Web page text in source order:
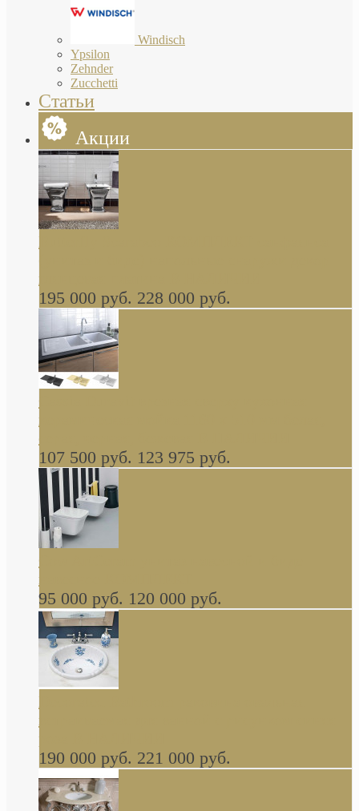
Windisch
Ypsilon
Zehnder
Zucchetti
Статьи
Акции
Butterfly Scarabeo КОМПЛЕКТ санфаянса
глянцевая платина В НАЛИЧИИ
195 000 руб. 228 000 руб.
керамическая мойка 1160 x 510 мм белая,
серая, черная, бежевая В НАЛИЧИИ
107 500 руб. 123 975 руб.
навесное КОМПЛЕКТ
95 000 руб. 120 000 руб.
Decorated Bathroom раковина овальная
встраиваемая для ванной с рисунком синяя
роза В НАЛИЧИИ
190 000 руб. 221 000 руб.